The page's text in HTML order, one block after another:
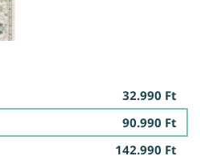
32.990 Ft
90.990 Ft
142.990 Ft